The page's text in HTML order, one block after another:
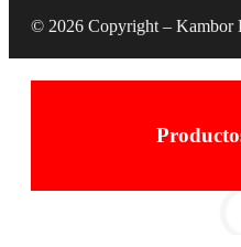
© 2026 Copyright – Kambor